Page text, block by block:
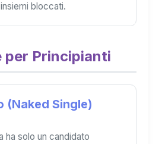
bloccati.
per Principianti
(Naked Single)
ha solo un candidato